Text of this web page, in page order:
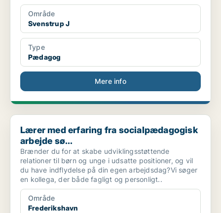
Område
Svenstrup J
Type
Pædagog
Mere info
Lærer med erfaring fra socialpædagogisk arbejde sø...
Lærer med erfaring fra socialpædagogisk
arbejde sø...
Brænder du for at skabe udviklingsstøttende
relationer til børn og unge i udsatte positioner, og vil
du have indflydelse på din egen arbejdsdag?Vi søger
en kollega, der både fagligt og personligt..
Område
Frederikshavn